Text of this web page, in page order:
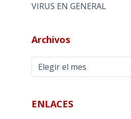
VIRUS EN GENERAL
Archivos
Archivos
ENLACES